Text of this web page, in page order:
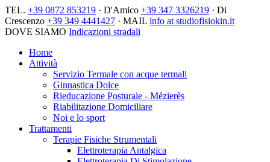
TEL. +39 0872 853219 · D'Amico +39 347 3326219 · Di
Crescenzo +39 349 4441427 · MAIL info at studiofisiokin.it
DOVE SIAMO Indicazioni stradali
Home
Attività
Servizio Termale con acque termali
Ginnastica Dolce
Rieducazione Posturale - Mézierès
Riabilitazione Domiciliare
Noi e lo sport
Trattamenti
Terapie Fisiche Strumentali
Elettroterapia Antalgica